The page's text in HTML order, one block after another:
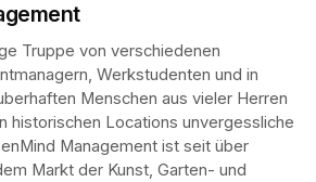
Truppe von verschiedenen
Werkstudenten und in
Menschen aus vieler Herren
historischen Locations unvergessliche
Management ist seit über
Markt der Kunst, Garten- und